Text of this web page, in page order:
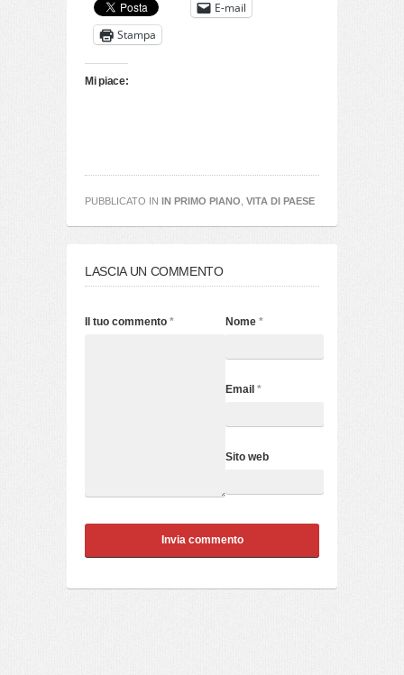
E-mail
Stampa
Mi piace:
PUBBLICATO IN IN PRIMO PIANO VITA DI PAESE
LASCIA UN COMMENTO
Nome*
Email*
Sito web
Il tuo commento *